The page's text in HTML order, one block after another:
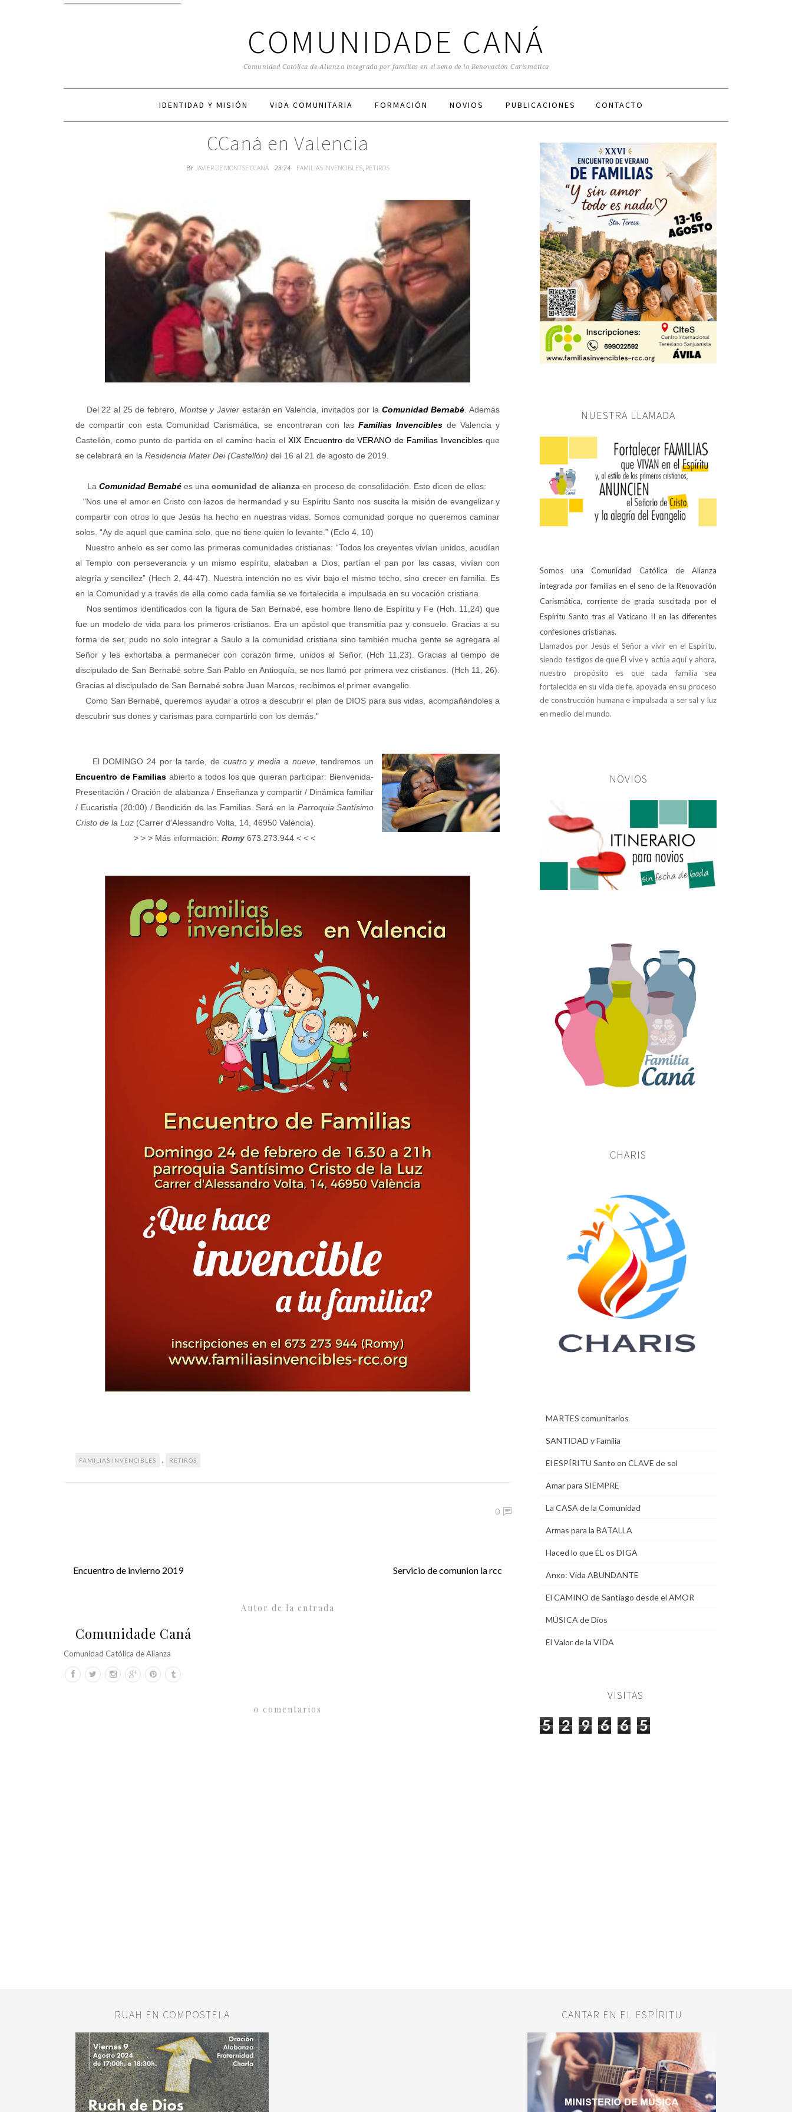
COMUNIDADE CANÁ
Comunidad Católica de Alianza integrada por familias en el seno de la Renovación Carismática
IDENTIDAD Y MISIÓN VIDA COMUNITARIA FORMACIÓN NOVIOS PUBLICACIONES CONTACTO
CCaná en Valencia
BY JAVIER DE MONTSE CCANÁ 23:24 FAMILIAS INVENCIBLES, RETIROS
Del 22 al 25 de febrero, Montse y Javier estarán en Valencia, invitados por la Comunidad Bernabé . Además
de compartir con esta Comunidad Carismática, se encontraran con lasFamilias Invencibles de Valencia y
Castellón, como punto de partida en el camino hacia el XIX Encuentro de VERANO de Familias Invencibles que
se celebrará en la Residencia Mater Dei (Castellón) del 16 al 21 de agosto de 2019.
La Comunidad Bernabé es una comunidad de alianza en proceso de consolidación. Esto dicen de ellos:
"Nos une el amor en Cristo con lazos de hermandad y su Espíritu Santo nos suscita la misión de evangelizar y
compartir con otros lo que Jesús ha hecho en nuestras vidas. Somos comunidad porque no queremos caminar
solos. “Ay de aquel que camina solo, que no tiene quien lo levante.” (Eclo 4, 10)
Nuestro anhelo es ser como las primeras comunidades cristianas: “Todos los creyentes vivían unidos, acudían
al Templo con perseverancia y un mismo espíritu, alababan a Dios, partían el pan por las casas, vivían con
alegría y sencillez” (Hech 2, 44-47). Nuestra intención no es vivir bajo el mismo techo, sino crecer en familia. Es
en la Comunidad y a través de ella como cada familia se ve fortalecida e impulsada en su vocación cristiana.
Nos sentimos identificados con la figura de San Bernabé, ese hombre lleno de Espíritu y Fe (Hch. 11,24) que
fue un modelo de vida para los primeros cristianos. Era un apóstol que transmitía paz y consuelo. Gracias a su
forma de ser, pudo no solo integrar a Saulo a la comunidad cristiana sino también mucha gente se agregara al
Señor y les exhortaba a permanecer con corazón firme, unidos al Señor. (Hch 11,23).Gracias al tiempo de
discipulado de San Bernabé sobre San Pablo en Antioquía, se nos llamó por primera vez cristianos. (Hch 11, 26).
Gracias al discipulado de San Bernabé sobre Juan Marcos, recibimos el primer evangelio.
Como San Bernabé, queremos ayudar a otros a descubrir el plan de DIOS para sus vidas, acompañándoles a
descubrir sus dones y carismas para compartirlo con los demás."
El DOMINGO 24 por la tarde, de cuatro y media a nueve, tendremos un
Encuentro de Familias abierto a todos los que quieran participar: Bienvenida-
Presentación / Oración de alabanza / Enseñanza y compartir / Dinámica familiar
/ Eucaristía (20:00) / Bendición de las Familias. Será en la Parroquia Santísimo
Cristo de la Luz (Carrer d'Alessandro Volta, 14, 46950 València).
> > > Más información: Romy 673.273.944 < < <
FAMILIAS INVENCIBLES , RETIROS
0
Encuentro de invierno 2019 Servicio de comunion la rcc
Autor de la entrada
Comunidade Caná
Comunidad Católica de Alianza
0 comentarios
NUESTRA LLAMADA
Somos una Comunidad Católica de Alianza
integrada por familias en el seno de la Renovación
Carismática, corriente de gracia suscitada por el
Espíritu Santo tras el Vaticano II en las diferentes
confesiones cristianas.
Llamados por Jesús el Señor a vivir en el Espíritu,
siendo testigos de que Él vive y actúa aquí y ahora,
nuestro propósito es que cada familia sea
fortalecida en su vida de fe, apoyada en su proceso
de construcción humana e impulsada a ser sal y luz
en medio del mundo.
NOVIOS
CHARIS
MARTES comunitarios
SANTIDAD y Familia
El ESPÍRITU Santo en CLAVE de sol
Amar para SIEMPRE
La CASA de la Comunidad
Armas para la BATALLA
Haced lo que ÉL os DIGA
Anxo: Vida ABUNDANTE
El CAMINO de Santiago desde el AMOR
MÚSICA de Dios
El Valor de la VIDA
VISITAS
5 2 9 6 6 5
RUAH EN COMPOSTELA CANTAR EN EL ESPÍRITU